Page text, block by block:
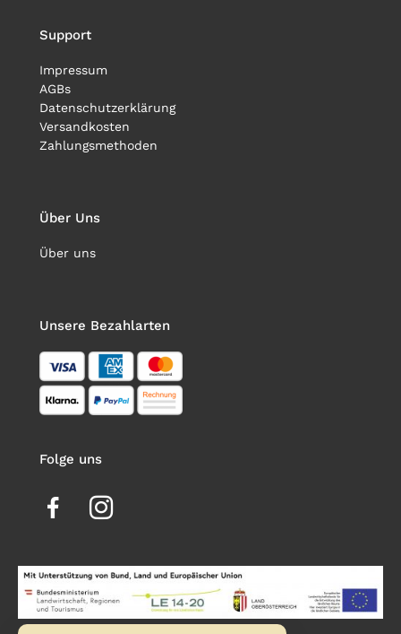
Support
Impressum
AGBs
Datenschutzerklärung
Versandkosten
Zahlungsmethoden
Über Uns
Über uns
Unsere Bezahlarten
Folge uns